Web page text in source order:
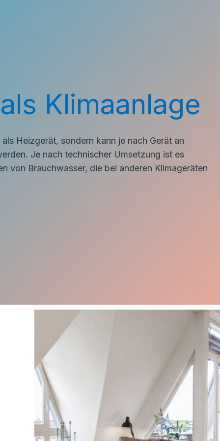
Klimaanlage
Heizgerät, sondern kann je nach Gerät an
Je nach technischer Umsetzung ist es
von Brauchwasser, die bei anderen Klimageräten